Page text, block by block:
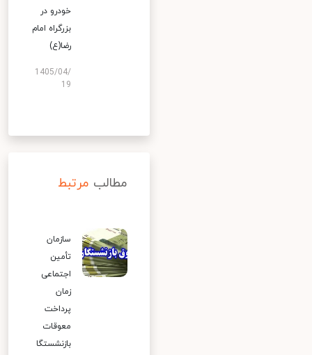
خودرو در
بزرگراه امام
رضا(ع)
1405/04/
19
مطالب مرتبط
سازمان
تأمین
اجتماعی
زمان
پرداخت
معوقات
بازنشستگا